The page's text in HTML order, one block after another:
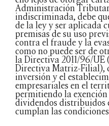
Administración
indiscriminada, debe
de la ley y ser aplicada
premisas de su uso
contra el fraude y la
como no puede ser de
la Directiva 2011/96/UE
Directiva Matriz-Filial),
inversión y el
empresariales en el
permitiendo la
dividendos distribuidos
cumplan las